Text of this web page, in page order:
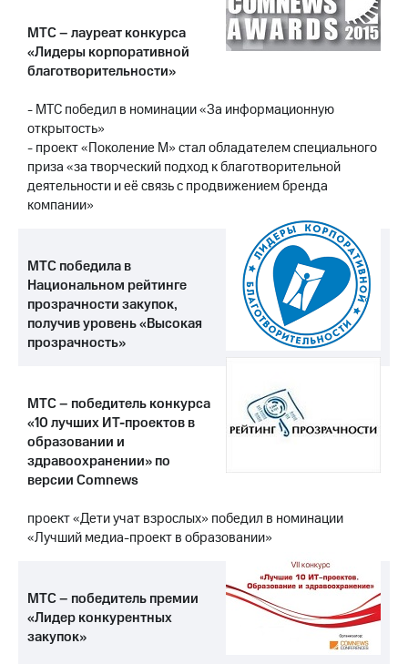
Другое
Регистратор
Контакты
развитие
деловая этика
На главную
МТС – лауреат конкурса
«Лидеры корпоративной
благотворительности»
- МТС победил в номинации «За информационную
открытость»
- проект «Поколение М» стал обладателем специального
приза «за творческий подход к благотворительной
деятельности и её связь с продвижением бренда
компании»
МТС победила в
Национальном рейтинге
прозрачности закупок,
получив уровень «Высокая
прозрачность»
МТС – победитель конкурса
«10 лучших ИТ-проектов в
образовании и
здравоохранении» по
версии Comnews
проект «Дети учат взрослых» победил в номинации
«Лучший медиа-проект в образовании»
МТС – победитель премии
«Лидер конкурентных
закупок»